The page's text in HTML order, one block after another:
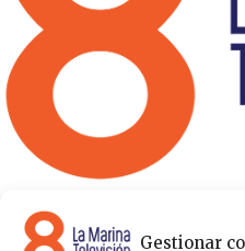
Gestionar
8 La Marina Televisión cuenta
programas para satisfacer las